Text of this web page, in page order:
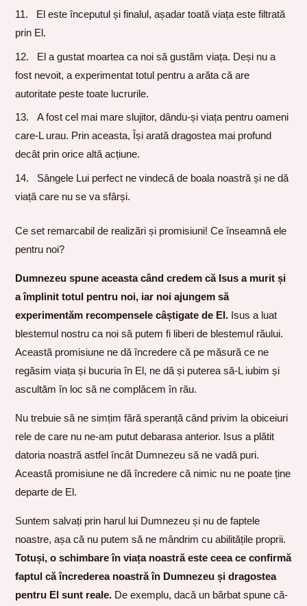
El este începutul și finalul, așadar toată viața este filtrată
prin El.
El a gustat moartea ca noi să gustăm viața. Deși nu a
fost nevoit, a experimentat totul pentru a arăta că are
autoritate peste toate lucrurile.
A fost cel mai mare slujitor, dându-și viața pentru oameni
care-L urau. Prin aceasta, Își arată dragostea mai profund
decât prin orice altă acțiune.
Sângele Lui perfect ne vindecă de boala noastră și ne dă
viață care nu se va sfârși.
Ce set remarcabil de realizări și promisiuni! Ce înseamnă ele
pentru noi?
Dumnezeu spune aceasta când credem că Isus a murit și
a împlinit totul pentru noi, iar noi ajungem să
experimentăm recompensele câștigate de El. Isus a luat
blestemul nostru ca noi să putem fi liberi de blestemul răului.
Această promisiune ne dă încredere că pe măsură ce ne
regăsim viața și bucuria în El, ne dă și puterea să-L iubim și
ascultăm în loc să ne complăcem în rău.
Nu trebuie să ne simțim fără speranță când privim la obiceiuri
rele de care nu ne-am putut debarasa anterior. Isus a plătit
datoria noastră astfel încât Dumnezeu să ne vadă puri.
Această promisiune ne dă încredere că nimic nu ne poate ține
departe de El.
Suntem salvați prin harul lui Dumnezeu și nu de faptele
noastre, așa că nu putem să ne mândrim cu abilitățile proprii.
Totuși, o schimbare în viața noastră este ceea ce confirmă
faptul că încrederea noastră în Dumnezeu și dragostea
pentru El sunt reale. De exemplu, dacă un bărbat spune că-